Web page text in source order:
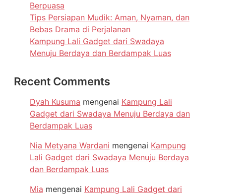
Berpuasa
Tips Persiapan Mudik: Aman, Nyaman, dan
Bebas Drama di Perjalanan
Kampung Lali Gadget dari Swadaya
Menuju Berdaya dan Berdampak Luas
Recent Comments
Dyah Kusuma mengenai Kampung Lali
Gadget dari Swadaya Menuju Berdaya dan
Berdampak Luas
Nia Metyana Wardani mengenai Kampung
Lali Gadget dari Swadaya Menuju Berdaya
dan Berdampak Luas
Mia mengenai Kampung Lali Gadget dari